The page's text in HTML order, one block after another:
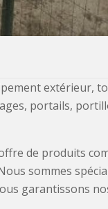
extérieur,
portails,
de produits
sommes
garantissons